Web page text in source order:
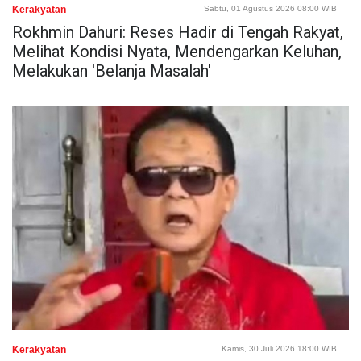
Kerakyatan Sabtu, 01 Agustus 2026 08:00 WIB
Rokhmin Dahuri: Reses Hadir di Tengah Rakyat,
Melihat Kondisi Nyata, Mendengarkan Keluhan,
Melakukan 'Belanja Masalah'
Kerakyatan Kamis, 30 Juli 2026 18:00 WIB